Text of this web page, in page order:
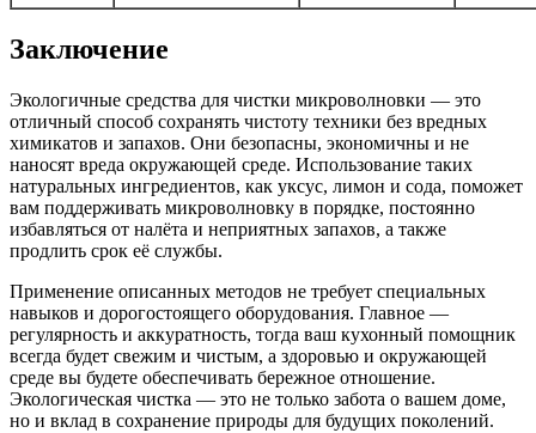
Заключение
Экологичные средства для чистки микроволновки — это
отличный способ сохранять чистоту техники без вредных
химикатов и запахов. Они безопасны, экономичны и не
наносят вреда окружающей среде. Использование таких
натуральных ингредиентов, как уксус, лимон и сода, поможет
вам поддерживать микроволновку в порядке, постоянно
избавляться от налёта и неприятных запахов, а также
продлить срок её службы.
Применение описанных методов не требует специальных
навыков и дорогостоящего оборудования. Главное —
регулярность и аккуратность, тогда ваш кухонный помощник
всегда будет свежим и чистым, а здоровью и окружающей
среде вы будете обеспечивать бережное отношение.
Экологическая чистка — это не только забота о вашем доме,
но и вклад в сохранение природы для будущих поколений.